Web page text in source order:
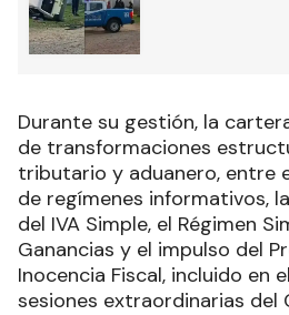
Durante su gestión, la
de transformaciones
tributario y aduanero, entre
de regímenes informativos,
del IVA Simple, el Régimen
Ganancias y el impulso del
Inocencia Fiscal, incluido en
sesiones extraordinarias del